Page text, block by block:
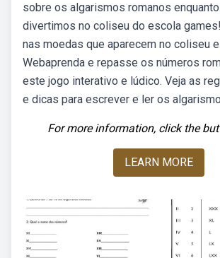
sobre os algarismos romanos
divertimos no coliseu do escola
nas moedas que aparecem no coliseu
Webaprenda e repasse os números
este jogo interativo e lúdico. Veja as
e dicas para escrever e ler os
For more information, click the
LEARN MORE